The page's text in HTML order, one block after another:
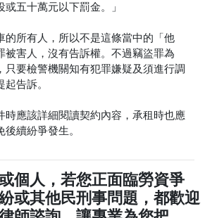
五十萬元以下罰金。」
的所有人，所以不是這條當中的「他
被害人，沒有告訴權。不過竊盜罪為
只要檢警機關知有犯罪嫌疑及須進行調
告訴。
時應該詳細閱讀契約內容，承租時也應
續紛爭發生。
個人，若您正面臨勞資爭
或其他民刑事問題，都歡迎